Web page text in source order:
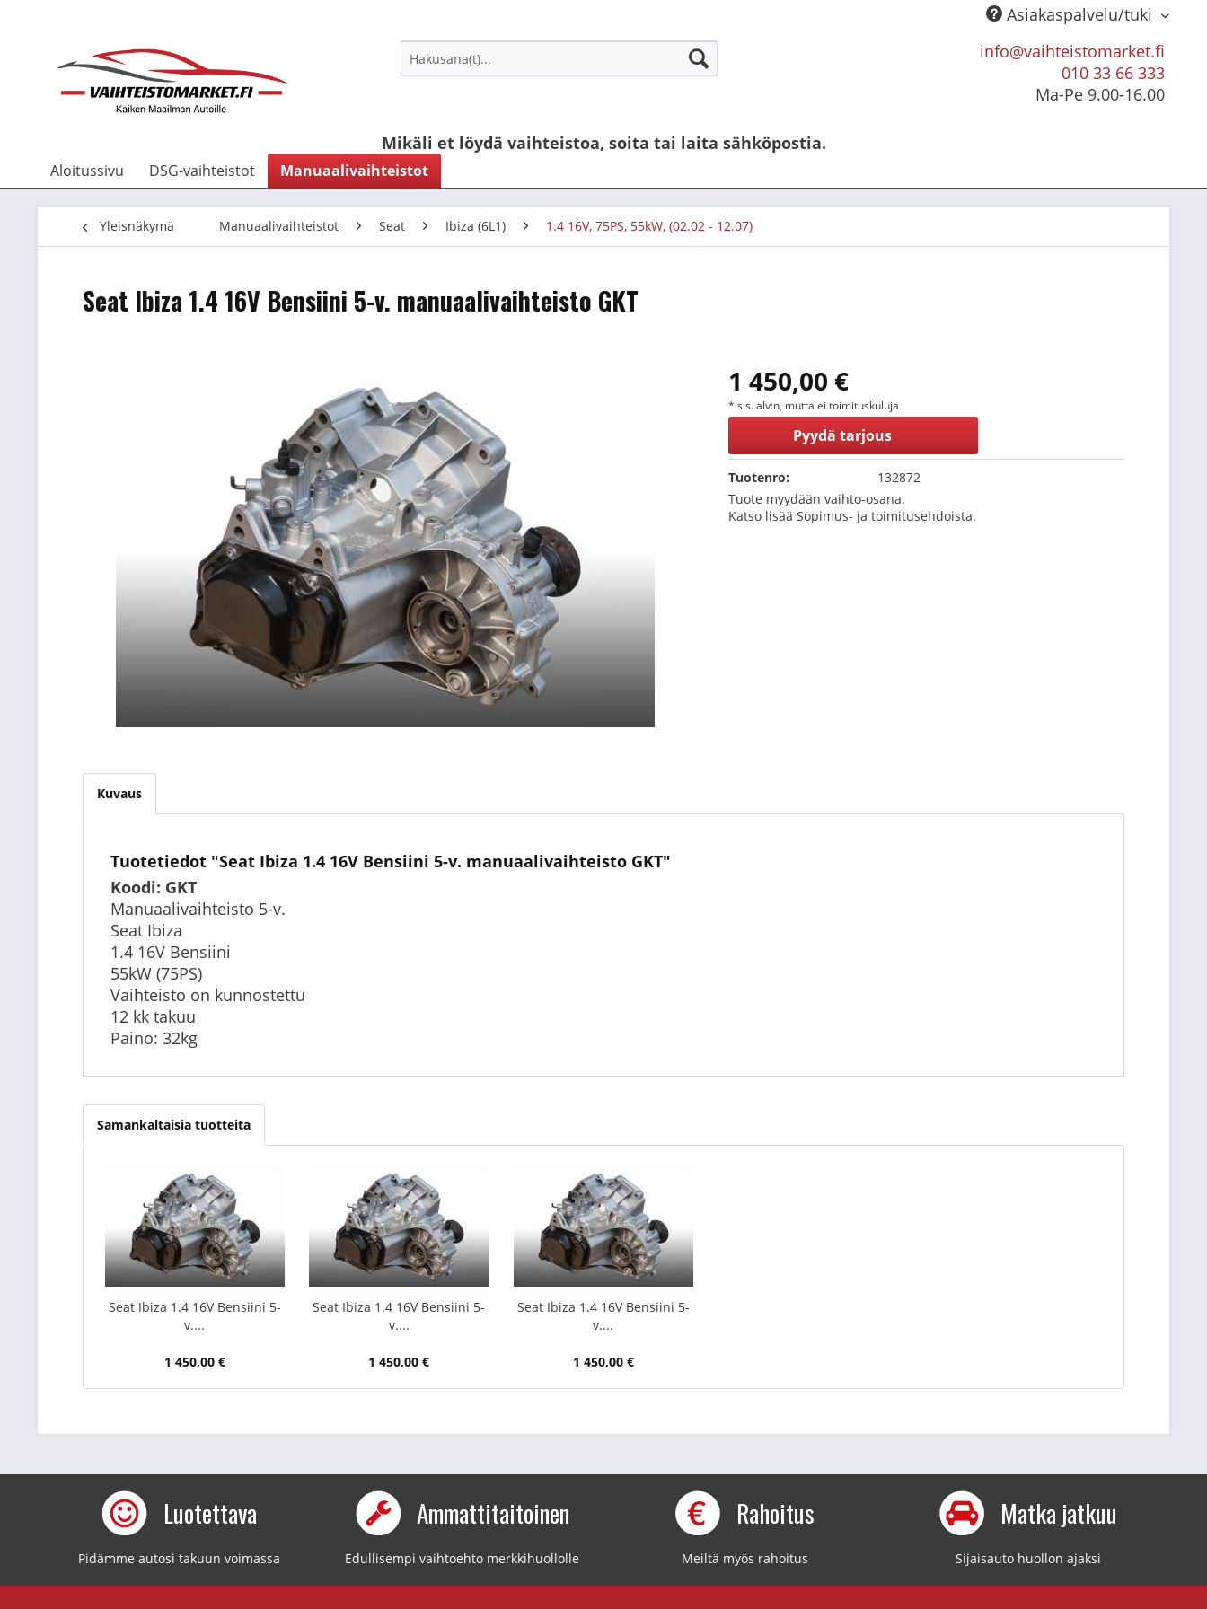
Asiakaspalvelu/tuki
info@vaihteistomarket.fi
010 33 66 333
Ma-Pe 9.00-16.00
Mikäli et löydä vaihteistoa, soita tai laita sähköpostia.
Aloitussivu DSG-vaihteistot Manuaalivaihteistot
Yleisnäkymä Manuaalivaihteistot Seat Ibiza (6L1) 1.4 16V, 75PS, 55kW, (02.02 - 12.07)
Seat Ibiza 1.4 16V Bensiini 5-v. manuaalivaihteisto GKT
1 450,00 €
* sis. alv:n, mutta ei toimituskuluja
Pyydä tarjous
Tuotenro:
132872
Tuote myydään vaihto-osana.
Katso lisää Sopimus- ja toimitusehdoista.
Kuvaus
Tuotetiedot "Seat Ibiza 1.4 16V Bensiini 5-v. manuaalivaihteisto GKT"
Koodi: GKT
Manuaalivaihteisto 5-v.
Seat Ibiza
1.4 16V Bensiini
55kW (75PS)
Vaihteisto on kunnostettu
12 kk takuu
Paino: 32kg
Samankaltaisia tuotteita
Seat Ibiza 1.4 16V Bensiini 5-
v....
1 450,00 €
Seat Ibiza 1.4 16V Bensiini 5-
v....
1 450,00 €
Seat Ibiza 1.4 16V Bensiini 5-
v....
1 450,00 €
Luotettava
Pidämme autosi takuun voimassa
Ammattitaitoinen
Edullisempi vaihtoehto merkkihuollolle
Rahoitus
Meiltä myös rahoitus
Matka jatkuu
Sijaisauto huollon ajaksi